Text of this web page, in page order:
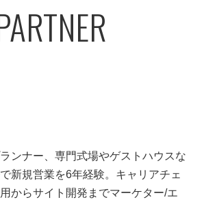
ンナー、専門式場やゲストハウスな
新規営業を6年経験。キャリアチェ
からサイト開発までマーケター/エ